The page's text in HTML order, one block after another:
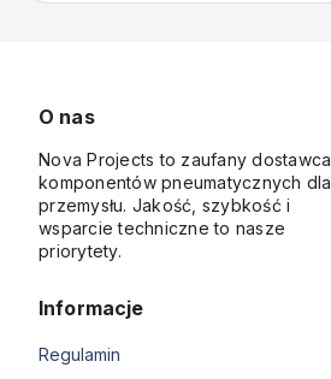
O nas
Nova Projects to zaufany dostawca
komponentów pneumatycznych dla
przemysłu. Jakość, szybkość i
wsparcie techniczne to nasze
priorytety.
Informacje
Regulamin